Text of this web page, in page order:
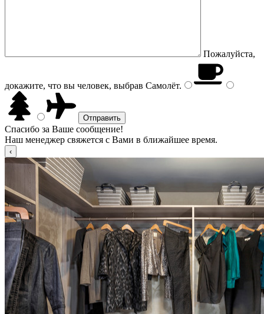
Пожалуйста,
докажите, что вы человек, выбрав Самолёт.
Спасибо за Ваше сообщение!
Наш менеджер свяжется с Вами в ближайшее время.